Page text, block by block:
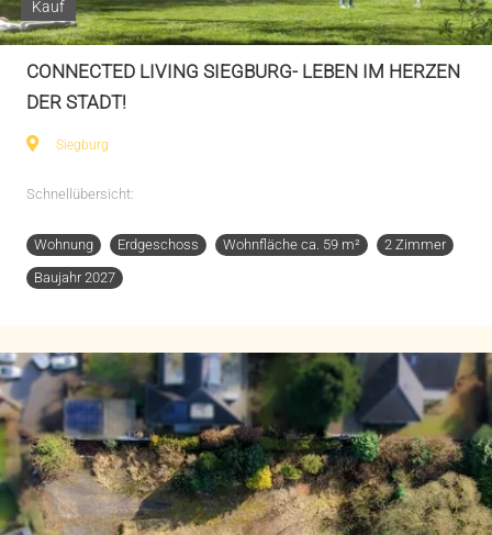
Kauf
CONNECTED LIVING SIEGBURG- LEBEN IM HERZEN
DER STADT!
Siegburg
Schnellübersicht:
Wohnung Erdgeschoss Wohnfläche ca. 59 m²
2 Zimmer
Baujahr 2027